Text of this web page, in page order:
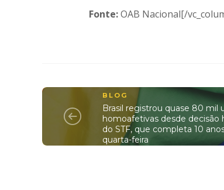
Fonte:OAB Nacional[/
BLOG
Brasil registrou quase 80 mil
homoafetivas desde decisão
do STF, que completa 10
quarta-feira